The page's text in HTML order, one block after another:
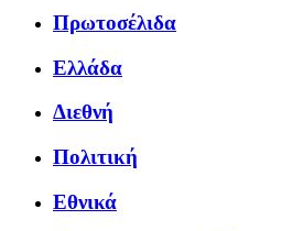
Πρωτοσέλιδα
Ελλάδα
Διεθνή
Πολιτική
Εθνικά